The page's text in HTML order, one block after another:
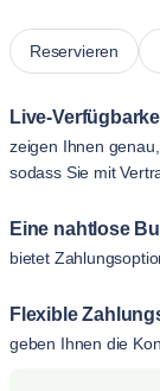
Reservieren
Live-
zeigen Ihnen
sodass Sie mit
Eine nahtlose
bietet
Flexible
geben Ihnen die